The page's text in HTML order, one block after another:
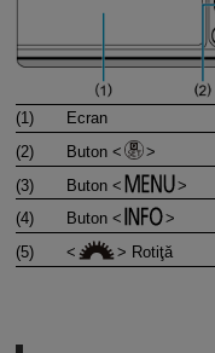
(1)
Ecran
(2)
Buton
(3)
Buton
(4)
Buton
(5)
Rotiţă